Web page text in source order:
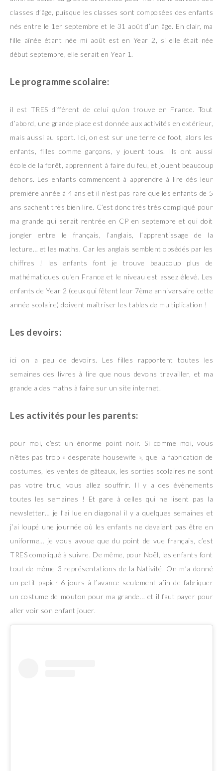
classes d’âge, puisque les classes sont composées des enfants
nés entre le 1er septembre et le 31 août d’un âge. En clair, ma
fille aînée étant née mi août est en Year 2, si elle était née
début septembre, elle serait en Year 1.
Le programme scolaire:
il est TRES différent de celui qu’on trouve en France. Tout
d’abord, une grande place est donnée aux activités en extérieur,
mais aussi au sport. Ici, on est sur une terre de foot, alors les
enfants, filles comme garçons, y jouent tous. Ils ont aussi
école de la forêt, apprennent à faire du feu, et jouent beaucoup
dehors. Les enfants commencent à apprendre à lire dès leur
première année à 4 ans et il n’est pas rare que les enfants de 5
ans sachent très bien lire. C’est donc très très compliqué pour
ma grande qui serait rentrée en CP en septembre et qui doit
jongler entre le français, l’anglais, l’apprentissage de la
lecture… et les maths. Car les anglais semblent obsédés par les
chiffres ! les enfants font je trouve beaucoup plus de
mathématiques qu’en France et le niveau est assez élevé. Les
enfants de Year 2 (ceux qui fêtent leur 7ème anniversaire cette
année scolaire) doivent maîtriser les tables de multiplication !
Les devoirs:
ici on a peu de devoirs. Les filles rapportent toutes les
semaines des livres à lire que nous devons travailler, et ma
grande a des maths à faire sur un site internet.
Les activités pour les parents:
pour moi, c’est un énorme point noir. Si comme moi, vous
n’êtes pas trop « desperate housewife », que la fabrication de
costumes, les ventes de gâteaux, les sorties scolaires ne sont
pas votre truc, vous allez souffrir. Il y a des évènements
toutes les semaines ! Et gare à celles qui ne lisent pas la
newsletter… je l’ai lue en diagonal il y a quelques semaines et
j’ai loupé une journée où les enfants ne devaient pas être en
uniforme… je vous avoue que du point de vue français, c’est
TRES compliqué à suivre. De même, pour Noël, les enfants font
tout de même 3 représentations de la Nativité. On m’a donné
un petit papier 6 jours à l’avance seulement afin de fabriquer
un costume de mouton pour ma grande… et il faut payer pour
aller voir son enfant jouer.